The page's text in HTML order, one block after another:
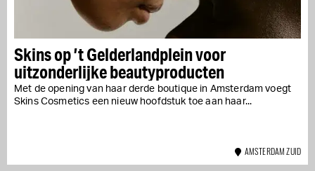
Skins op ’t Gelderlandplein voor
uitzonderlijke beautyproducten
Met de opening van haar derde boutique in Amsterdam voegt
Skins Cosmetics een nieuw hoofdstuk toe aan haar...
AMSTERDAM ZUID